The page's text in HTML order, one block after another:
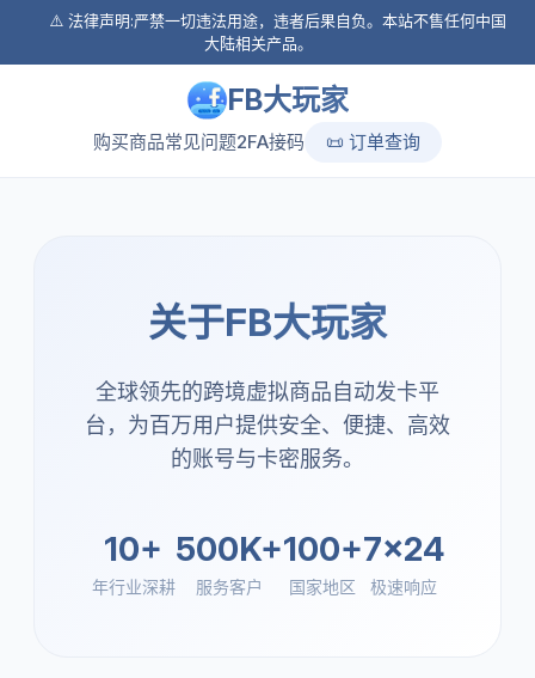
⚠️ 法律声明:严禁一切违法用途，违者后果自负。本站不售任何中国
大陆相关产品。
FB大玩家
购买商品常见问题2FA接码 📜 订单查询
关于FB大玩家
全球领先的跨境虚拟商品自动发卡平
台，为百万用户提供安全、便捷、高效
的账号与卡密服务。
10+
年行业深耕
500K+
服务客户
100+
国家地区
7x24
极速响应